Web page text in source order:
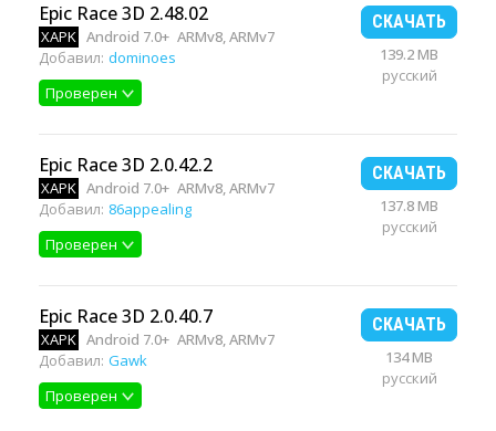
Epic Race 3D 2.48.02
XAPK Android 7.0+ ARMv8, ARMv7
Добавил: dominoes
Проверен
СКАЧАТЬ
139.2 MB
русский
Epic Race 3D 2.0.42.2
XAPK Android 7.0+ ARMv8, ARMv7
Добавил: 86appealing
Проверен
СКАЧАТЬ
137.8 MB
русский
Epic Race 3D 2.0.40.7
XAPK Android 7.0+ ARMv8, ARMv7
Добавил: Gawk
Проверен
СКАЧАТЬ
134 MB
русский